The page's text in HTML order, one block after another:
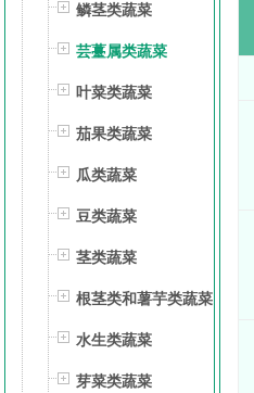
鳞茎类蔬菜
芸薹属类蔬菜
叶菜类蔬菜
茄果类蔬菜
瓜类蔬菜
豆类蔬菜
茎类蔬菜
根茎类和薯芋类蔬菜
水生类蔬菜
芽菜类蔬菜